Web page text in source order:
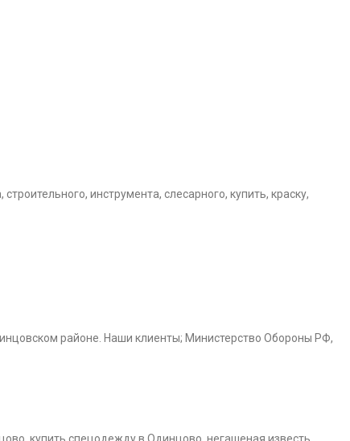
инструмента, слесарного, купить, краску,
районе. Наши клиенты; Министерство Обороны РФ,